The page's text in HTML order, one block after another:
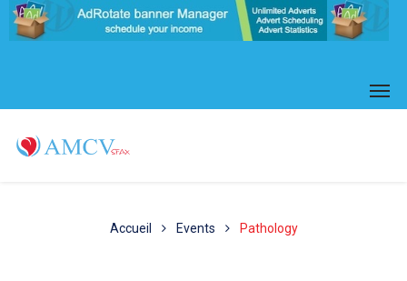
Accueil Events Pathology